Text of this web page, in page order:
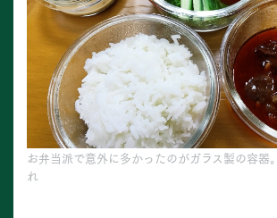
お弁当派で意外に多かったのがガラス製の容器
れ